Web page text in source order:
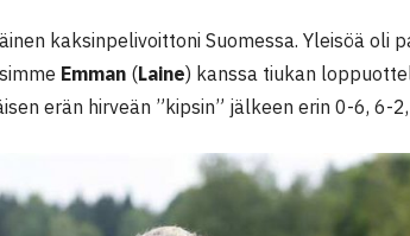
kaksinpelivoittoni Suomessa. Yleisöä oli
Emman (Laine) kanssa tiukan
erän hirveän ”kipsin” jälkeen erin 0-6, 6-